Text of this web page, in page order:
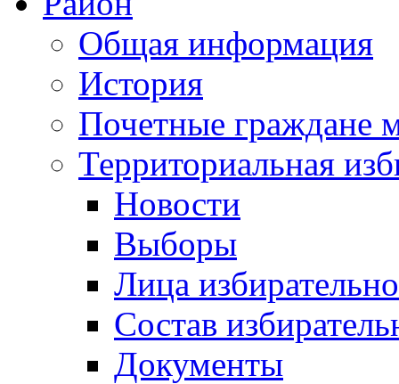
Общая информация
История
Почетные граждане
Территориальная
Новости
Выборы
Лица
Состав
Документы